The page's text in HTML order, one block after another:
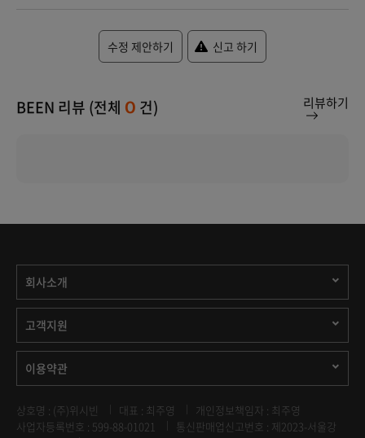
수정 제안하기 신고 하기
BEEN 리뷰 (전체 0 건) 리뷰하기
회사소개
고객지원
이용약관
상호명 : (주)위시빈 대표 : 최주영
개인정보책임자 : 최주영
사업자등록번호 : 599-88-01021
통신판매업신고번호 : 제2023-서울강